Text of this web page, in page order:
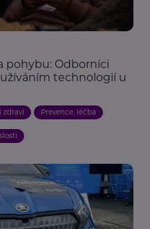
pohybu: Odborníci
technologií u
zdraví Prevence, léčba